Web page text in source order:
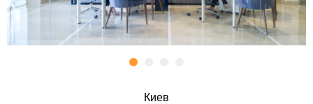
Киев